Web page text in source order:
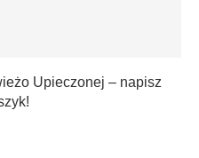
Upieczonej – napisz